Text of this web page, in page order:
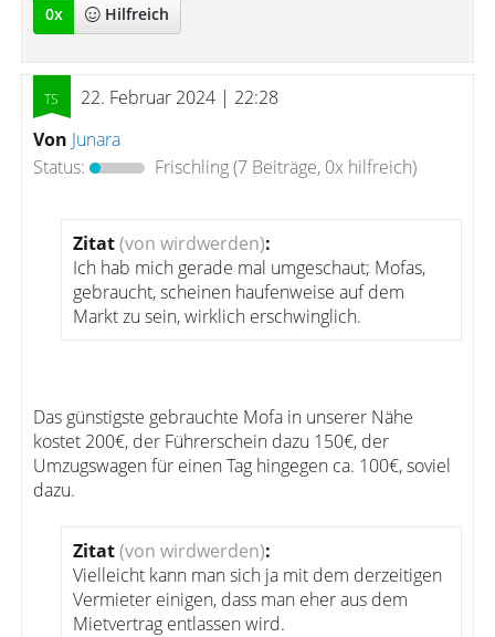
0x Hilfreich
22. Februar 2024 | 22:28
Von Junara
Status:
Frischling(7 Beiträge, 0x hilfreich)
Zitat(von wirdwerden):
Ich hab mich gerade mal umgeschaut; Mofas,
gebraucht, scheinen haufenweise auf dem
Markt zu sein, wirklich erschwinglich.
Das günstigste gebrauchte Mofa in unserer Nähe
kostet 200€, der Führerschein dazu 150€, der
Umzugswagen für einen Tag hingegen ca. 100€, soviel
dazu.
Zitat(von wirdwerden):
Vielleicht kann man sich ja mit dem derzeitigen
Vermieter einigen, dass man eher aus dem
Mietvertrag entlassen wird.